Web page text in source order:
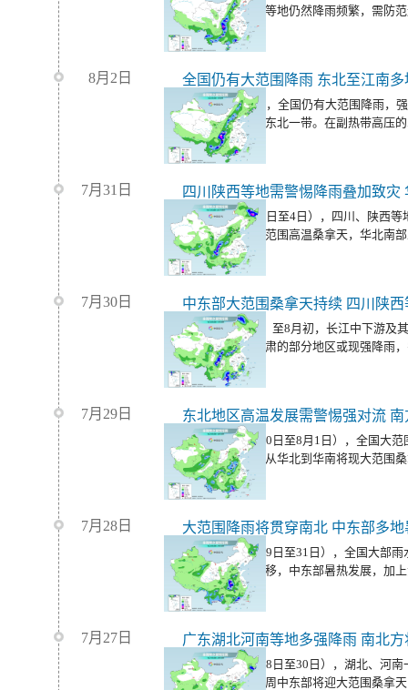
川、重庆、贵州等地仍然降雨频繁，需防
害。
全国仍有大范围降雨 东北至江南
今天（8月3日），全国仍有大范围降雨，
区东部至华北、东北一带。在副热带高压
热天气持续。
8月2日
今起三天（8月2日至4日），四川、陕西
国中东部仍有大范围高温桑拿天，华北南
7月31日
中东部大范围桑拿天持续 四川陕
今天（7月31日）至8月初，长江中下游及
盆地、陕西、甘肃的部分地区或现强降雨
7月30日
东北地区高温发展需警惕强对流
未来三天（7月30日至8月1日），全国大
性降水。同时，从华北到华南将现大范围
候在线。
7月29日
大范围降雨将贯穿南北 中东部多
未来三天（7月29日至31日），全国大部
抬、大陆高压东移，中东部暑热发展，加
续。
7月28日
广东湖北河南等地多强降雨 南北
未来三天（7月28日至30日），湖北、河
仍多强降雨。本周中东部将迎大范围桑拿
7月27日